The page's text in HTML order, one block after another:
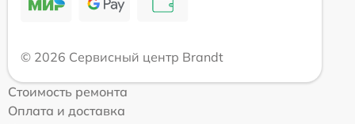
© 2026 Сервисный центр Brandt
Стоимость ремонта
Оплата и доставка